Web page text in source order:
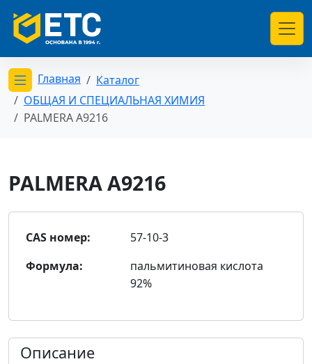
Открыть меню категорий
Главная
Каталог
ОБЩАЯ И СПЕЦИАЛЬНАЯ ХИМИЯ
PALMERA A9216
PALMERA A9216
CAS номер:
57-10-3
Формула:
пальмитиновая кислота
92%
Описание